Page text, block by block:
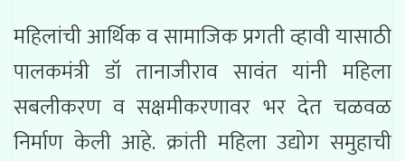
महिलांची आर्थिक व सामाजिक प्रगती व्हावी यासाठी
पालकमंत्री डॉ तानाजीराव सावंत यांनी महिला
सबलीकरण व सक्षमीकरणावर भर देत चळवळ
निर्माण केली आहे. क्रांती महिला उद्योग समुहाची